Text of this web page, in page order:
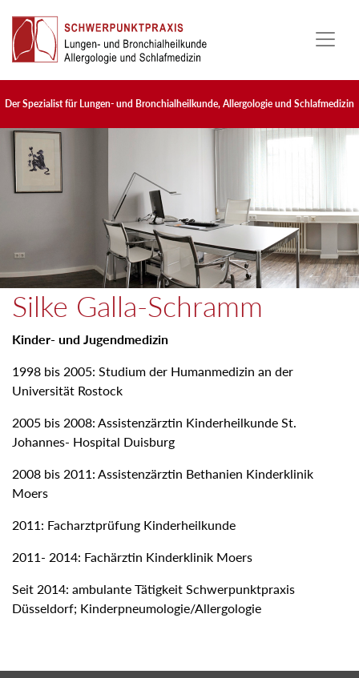
Der Spezialist für Lungen- und Bronchialheilkunde, Allergologie und Schlafmedizin
Silke Galla-Schramm
Kinder- und Jugendmedizin
1998 bis 2005: Studium der Humanmedizin an der
Universität Rostock
2005 bis 2008: Assistenzärztin Kinderheilkunde St.
Johannes- Hospital Duisburg
2008 bis 2011: Assistenzärztin Bethanien Kinderklinik
Moers
2011: Facharztprüfung Kinderheilkunde
2011- 2014: Fachärztin Kinderklinik Moers
Seit 2014: ambulante Tätigkeit Schwerpunktpraxis
Düsseldorf; Kinderpneumologie/Allergologie